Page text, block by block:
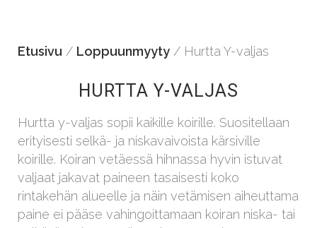
Etusivu / Loppuunmyyty / Hurtta Y-valjas
HURTTA Y-VALJAS
Hurtta y-valjas sopii kaikille koirille. Suositellaan
erityisesti selkä- ja niskavaivoista kärsiville
koirille. Koiran vetäessä hihnassa hyvin istuvat
valjaat jakavat paineen tasaisesti koko
rintakehän alueelle ja näin vetämisen aiheuttama
paine ei pääse vahingoittamaan koiran niska- tai